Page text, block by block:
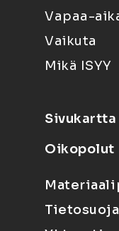
Vapaa-
Vaikuta
Mikä ISYY
Sivukartta
Oikopolut
Tietosuoja